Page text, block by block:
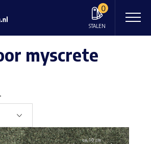
0
STALEN
myscrete